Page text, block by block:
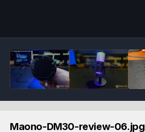
Maono-DM30-review-06.jpg